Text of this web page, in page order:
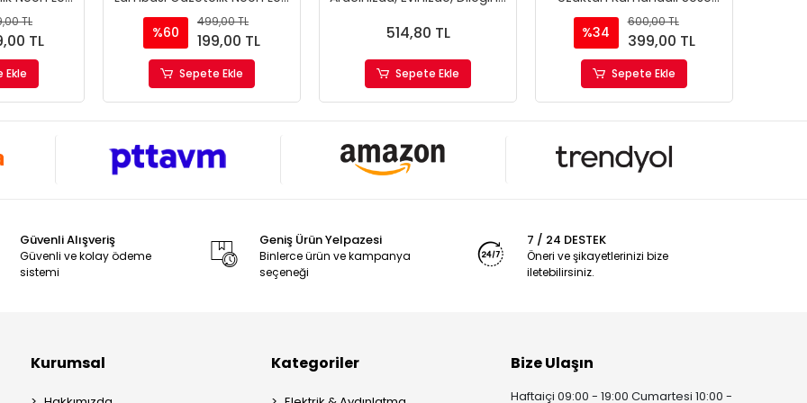
TL
TL
Ekle
12V
%60
499,00 TL
199,00 TL
Sepete Ekle
514,80 TL
Sepete Ekle
Duyarlı Araç İçi Ayakalti Işık
12 Ledli
%34
600,00 TL
399,00 TL
Sepete Ekle
Güvenli Alışveriş
Güvenli ve kolay ödeme
sistemi
Geniş Ürün Yelpazesi
Binlerce ürün ve kampanya
seçeneği
7 / 24 DESTEK
Öneri ve şikayetlerinizi bize
iletebilirsiniz.
Kurumsal Kategoriler Bize Ulaşın
Haftaiçi 09:00 - 19:00 Cumartesi 10:00 -